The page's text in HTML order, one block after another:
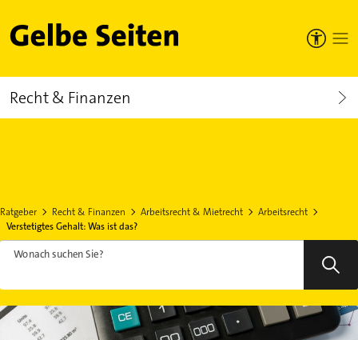
Gelbe Seiten
Recht & Finanzen
Ratgeber Recht & Finanzen Arbeitsrecht & Mietrecht
Arbeitsrecht
Verstetigtes Gehalt: Was ist das?
Wonach suchen Sie?